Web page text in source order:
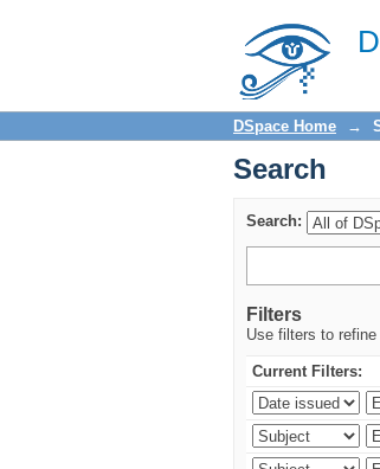
Search
DSpace Home →
Search
Search:
Filters
Use filters to
Current Filters: